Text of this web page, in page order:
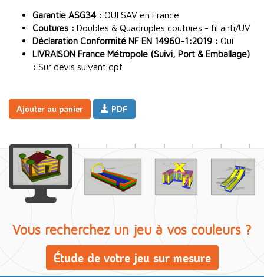
Garantie ASG34 : OUI SAV en France
Coutures : Doubles & Quadruples coutures - fil anti/UV
Déclaration Conformité NF EN 14960-1:2019 : Oui
LIVRAISON France Métropole (Suivi, Port & Emballage)
: Sur devis suivant dpt
Ajouter au panier PDF
Vous recherchez un jeu à vos couleurs ?
Étude de votre jeu sur mesure